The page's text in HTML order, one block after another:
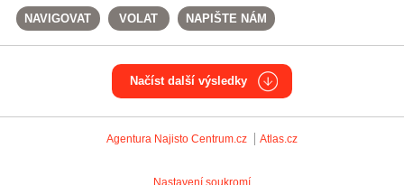
NAVIGOVAT VOLAT NAPIŠTE NÁM
Načíst další výsledky
Agentura Najisto Centrum.cz Atlas.cz
Nastavení soukromí